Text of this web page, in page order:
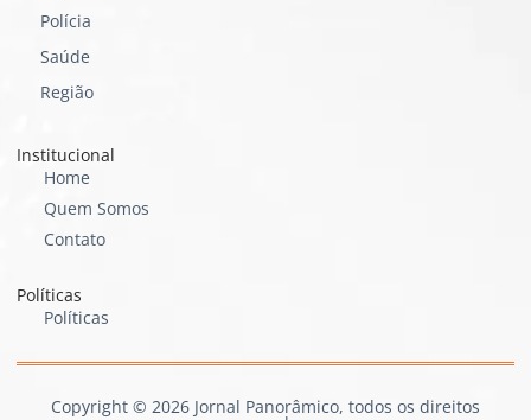
Polícia
Saúde
Região
Institucional
Home
Quem Somos
Contato
Políticas
Políticas
Copyright © 2026 Jornal Panorâmico, todos os direitos